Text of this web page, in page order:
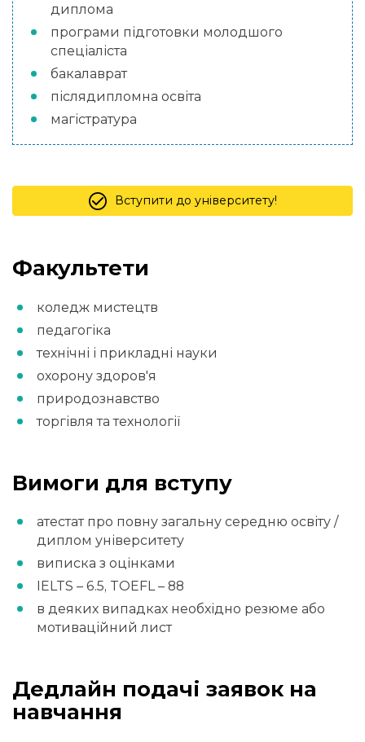
диплома
програми підготовки молодшого
спеціаліста
бакалаврат
післядипломна освіта
магістратура
Вступити до університету!
Факультети
коледж мистецтв
педагогіка
технічні і прикладні науки
охорону здоров'я
природознавство
торгівля та технології
Вимоги для вступу
атестат про повну загальну середню освіту /
диплом університету
виписка з оцінками
IELTS – 6.5, TOEFL – 88
в деяких випадках необхідно резюме або
мотиваційний лист
Дедлайн подачі заявок на
навчання